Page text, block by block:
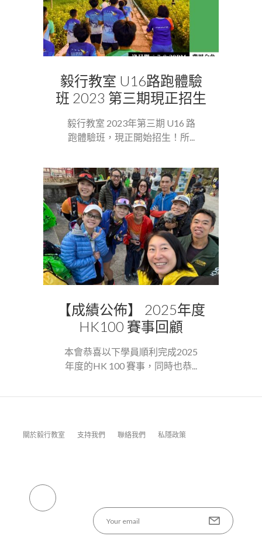
毅行教室 U16路跑體驗
班 2023 第三期現正招生
毅行教室 2023年第三期 U16 路
跑體驗班，現正開始招生！所...
【成績公佈】 2025年度
HK100 賽事回顧
本會恭喜以下學員順利完成2025
年度的HK 100 賽事，同時也恭...
關於毅行教室 支持我們 聯絡我們 私隱政策